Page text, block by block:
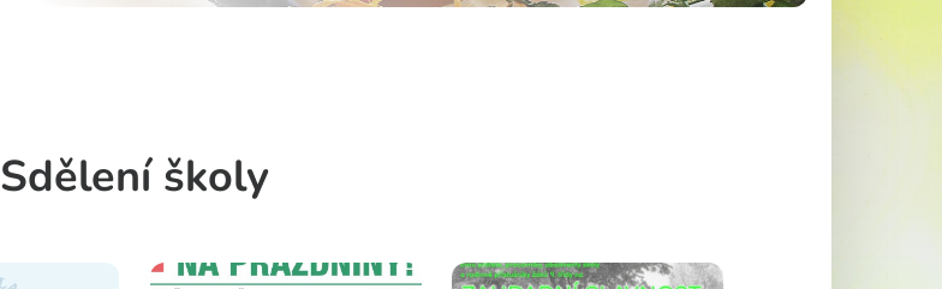
Sdělení školy